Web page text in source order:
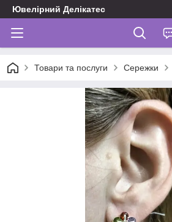
Ювелірний Делікатес
Товари та послуги Сережки